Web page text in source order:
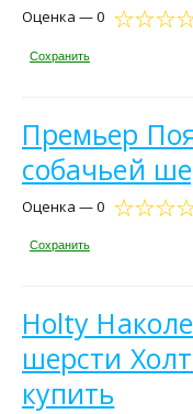
Оценка — 0
Сохранить
Премьер
собачьей
Оценка — 0
Сохранить
Holty
шерсти
купить